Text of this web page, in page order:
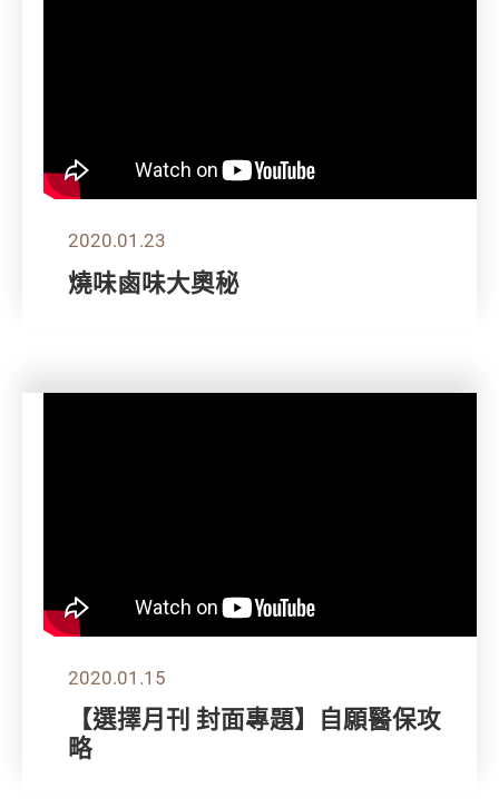
2020.01.23
燒味鹵味大奧秘
2020.01.15
【選擇月刊 封面專題】自願醫保攻
略